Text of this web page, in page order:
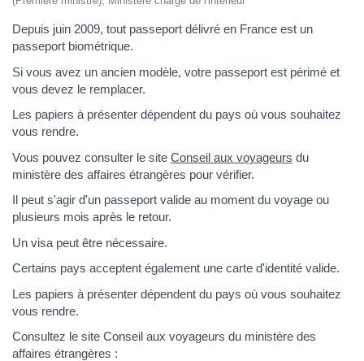
Depuis juin 2009, tout passeport délivré en France est un
passeport biométrique.
Si vous avez un ancien modèle, votre passeport est périmé et
vous devez le remplacer.
Les papiers à présenter dépendent du pays où vous souhaitez
vous rendre.
Vous pouvez consulter le site Conseil aux voyageurs du
ministère des affaires étrangères pour vérifier.
Il peut s'agir d'un passeport valide au moment du voyage ou
plusieurs mois après le retour.
Un visa peut être nécessaire.
Certains pays acceptent également une carte d'identité valide.
Les papiers à présenter dépendent du pays où vous souhaitez
vous rendre.
Consultez le site Conseil aux voyageurs du ministère des
affaires étrangères :